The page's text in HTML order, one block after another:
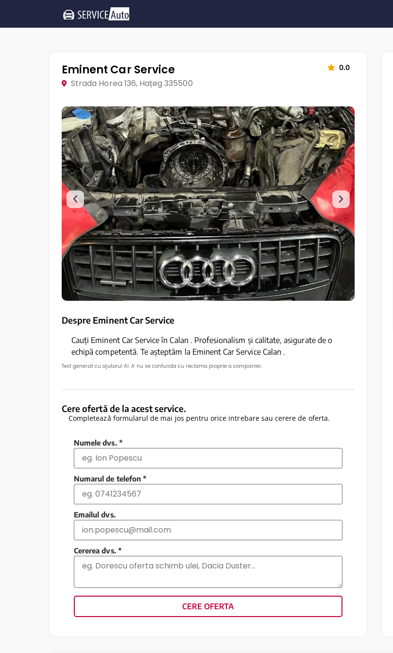
Eminent Car Service 0.0
Strada Horea 136, Hațeg 335500
Despre Eminent Car Service
Cauți Eminent Car Service în Calan . Profesionalism și calitate, asigurate de o
echipă competentă. Te așteptăm la Eminent Car Service Calan .
Text generat cu ajutorul AI. A nu se confunda cu reclama proprie a companiei.
Cere ofertă de la acest service.
Completează formularul de mai jos pentru orice intrebare sau cerere de oferta.
Numele dvs. *
Numarul de telefon *
Emailul dvs.
Cererea dvs. *
CERE OFERTA